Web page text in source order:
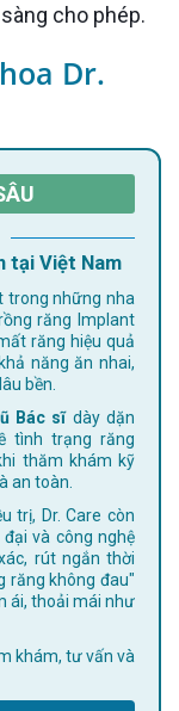
cho phép.
Dr.
tại Việt Nam
trong những nha
răng Implant
răng hiệu quả
năng ăn nhai,
bền.
Bác sĩdày dặn
tình trạng răng
thăm khám kỹ
an toàn.
và công nghệ
rút ngắn thời
răng không đau"
ái, thoải mái như